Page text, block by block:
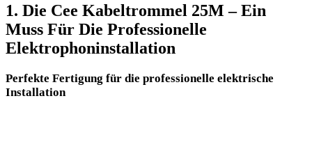
1. Die Cee Kabeltrommel 25M – Ein
Muss Für Die Professionelle
Elektrophoninstallation
Perfekte Fertigung für die professionelle elektrische
Installation